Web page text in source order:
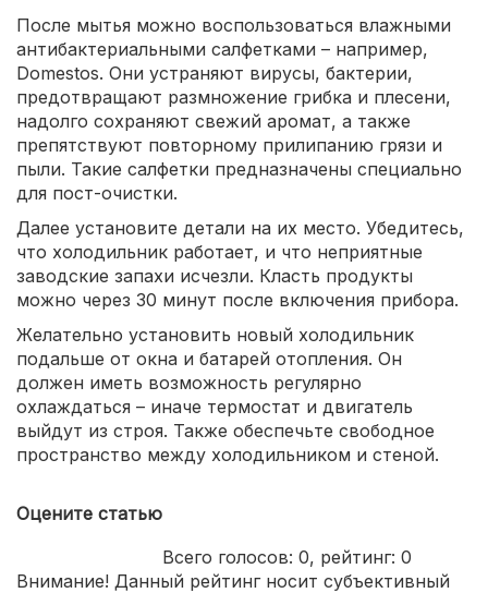
После мытья можно воспользоваться влажными
антибактериальными салфетками – например,
Domestos. Они устраняют вирусы, бактерии,
предотвращают размножение грибка и плесени,
надолго сохраняют свежий аромат, а также
препятствуют повторному прилипанию грязи и
пыли. Такие салфетки предназначены специально
для пост-очистки.
Далее установите детали на их место. Убедитесь,
что холодильник работает, и что неприятные
заводские запахи исчезли. Класть продукты
можно через 30 минут после включения прибора.
Желательно установить новый холодильник
подальше от окна и батарей отопления. Он
должен иметь возможность регулярно
охлаждаться – иначе термостат и двигатель
выйдут из строя. Также обеспечьте свободное
пространство между холодильником и стеной.
Оцените статью
Всего голосов: 0, рейтинг: 0
Внимание! Данный рейтинг носит субъективный